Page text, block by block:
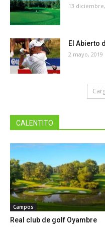
13
El Abierto
2 mayo, 2019
CALENTITO
Campos
Real club de golf Oyambre